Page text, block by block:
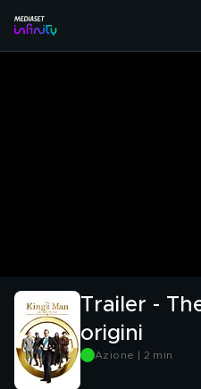
Trailer -
origini
Azione | 2 min